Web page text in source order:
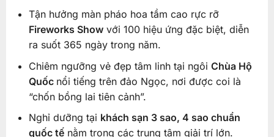
Tận hưởng màn pháo hoa tầm cao rực rỡ
Fireworks Showvới 100 hiệu ứng đặc biệt, diễn
ra suốt 365 ngày trong năm.
Chiêm ngưỡng vẻ đẹp tâm linh tại ngôi Chùa Hộ
Quốc nổi tiếng trên đảo Ngọc, nơi được coi là
“chốn bồng lai tiên cảnh”.
Nghỉ dưỡng tại khách sạn 3 sao, 4 sao chuẩn
quốc tếnằm trong các trung tâm giải trí lớn.